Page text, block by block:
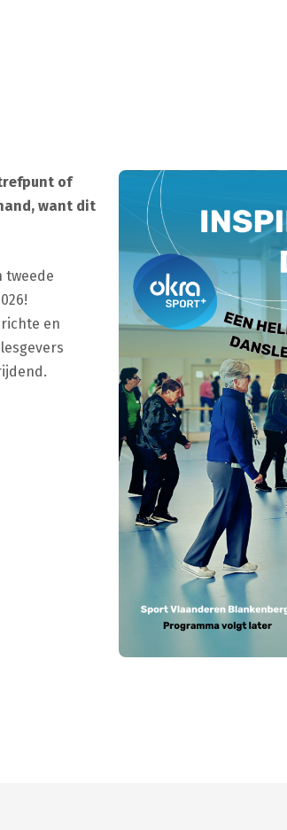
trefpunt of
want dit
tweede
en